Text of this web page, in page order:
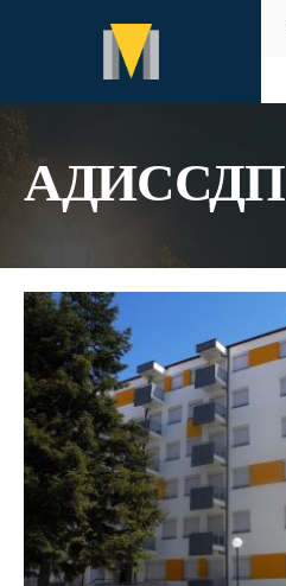
содржината
АДИССДП